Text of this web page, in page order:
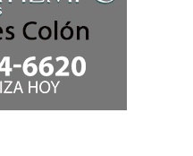
condenó a Castillo
por esos actos, una
considera ilegal.